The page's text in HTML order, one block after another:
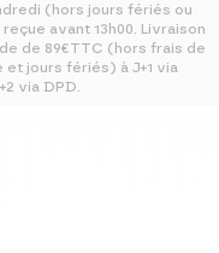
(hors jours fériés ou
avant 13h00. Livraison
de 89€TTC (hors frais de
jours fériés) à J+1 via
via DPD.